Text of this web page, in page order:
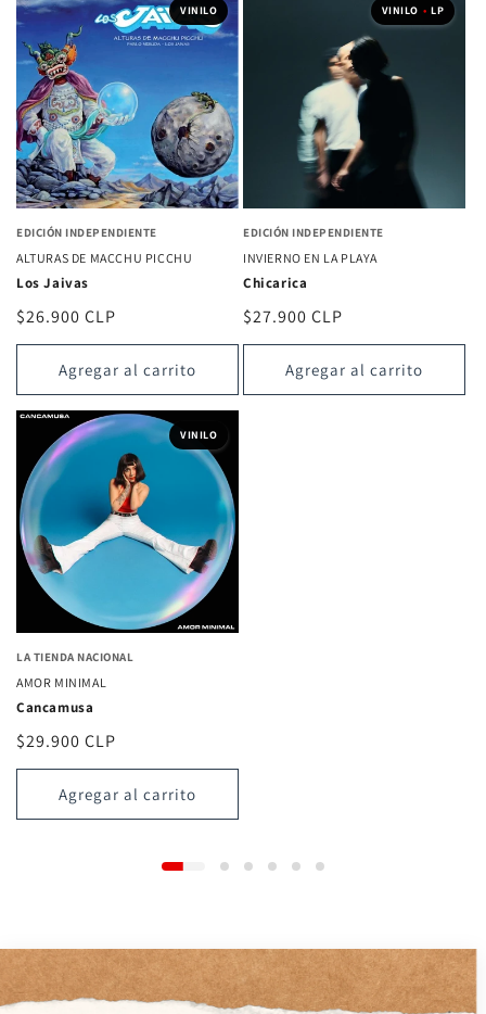
VINILO
EDICIÓN INDEPENDIENTE
ALTURAS DE MACCHU PICCHU
Los Jaivas
Precio
habitual
$26.900 CLP
Agregar al carrito
VINILO • LP
EDICIÓN INDEPENDIENTE
INVIERNO EN LA PLAYA
Chicarica
Precio
habitual
$27.900 CLP
Agregar al carrito
VINILO
LA TIENDA NACIONAL
AMOR MINIMAL
Cancamusa
Precio
habitual
$29.900 CLP
Agregar al carrito